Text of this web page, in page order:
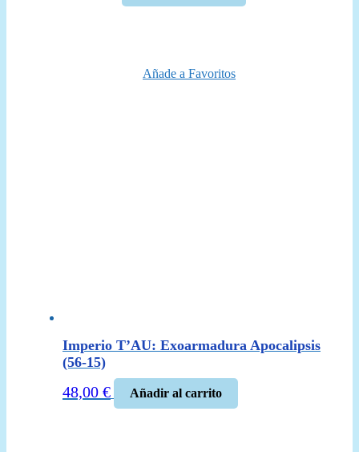
Añade a Favoritos
Imperio T’AU: Exoarmadura Apocalipsis
(56-15)
48,00 € Añadir al carrito